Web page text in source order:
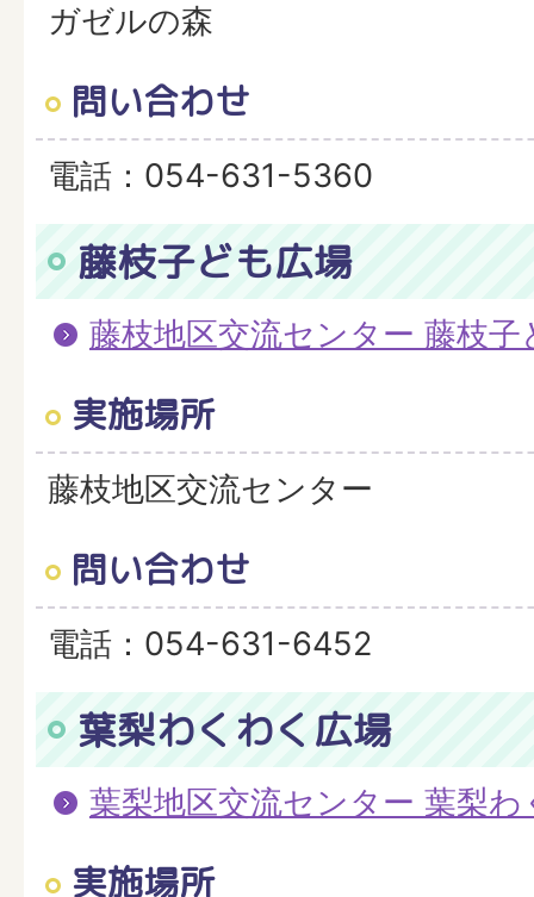
ガゼルの森
問い合わせ
電話：054-631-5360
藤枝子ども広場
藤枝地区交流センター 藤枝子
実施場所
藤枝地区交流センター
問い合わせ
電話：054-631-6452
葉梨わくわく広場
葉梨地区交流センター 葉梨わ
実施場所